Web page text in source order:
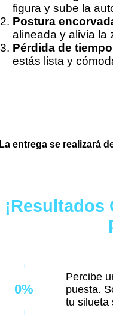
figura y sube la
Postura
alineada y alivia la
Pérdida de tiempo
estás lista y
La entrega se realizará
¡Resultados
0%
Percibe
puesta.
tu silueta